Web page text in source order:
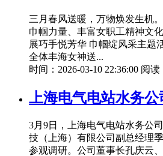
三月春风送暖，万物焕发生机
巾帼力量、丰富女职工精神文
展巧手悦芳华 巾帼绽风采主题
全体丰海女神送...
时间：2026-03-10 22:36:00 阅读
上海电气电站水务公
3月9日，上海电气电站水务公
技（上海）有限公司副总经理
参观调研。公司董事长孔庆云